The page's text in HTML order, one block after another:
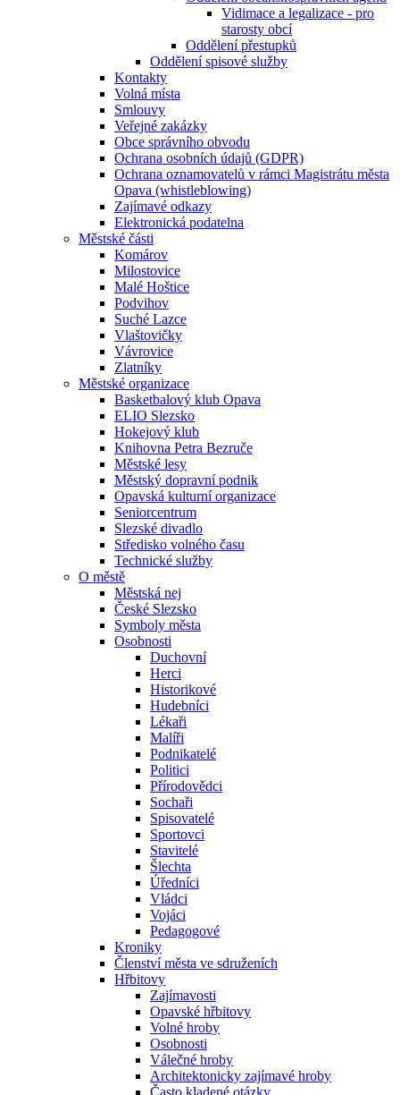
Vidimace a legalizace - pro
starosty obcí
Oddělení přestupků
Oddělení spisové služby
Kontakty
Volná místa
Smlouvy
Veřejné zakázky
Obce správního obvodu
Ochrana osobních údajů (GDPR)
Ochrana oznamovatelů v rámci Magistrátu města
Opava (whistleblowing)
Zajímavé odkazy
Elektronická podatelna
Městské části
Komárov
Milostovice
Malé Hoštice
Podvihov
Suché Lazce
Vlaštovičky
Vávrovice
Zlatníky
Městské organizace
Basketbalový klub Opava
ELIO Slezsko
Hokejový klub
Knihovna Petra Bezruče
Městské lesy
Městský dopravní podnik
Opavská kulturní organizace
Seniorcentrum
Slezské divadlo
Středisko volného času
Technické služby
O městě
Městská nej
České Slezsko
Symboly města
Osobnosti
Duchovní
Herci
Historikové
Hudebníci
Lékaři
Malíři
Podnikatelé
Politici
Přírodovědci
Sochaři
Spisovatelé
Sportovci
Stavitelé
Šlechta
Úředníci
Vládci
Vojáci
Pedagogové
Kroniky
Členství města ve sdruženích
Hřbitovy
Zajímavosti
Opavské hřbitovy
Volné hroby
Osobnosti
Válečné hroby
Architektonicky zajímavé hroby